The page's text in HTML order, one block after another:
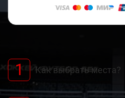
1 Как выбрать места?